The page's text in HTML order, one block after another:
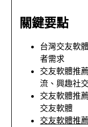
關鍵要點
台灣交友軟
者需求
交友軟體推
流、興趣社
交友軟體推
交友軟體
交友軟體推